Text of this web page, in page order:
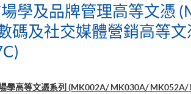
學及品牌管理高等文憑
碼及社交媒體營銷高等
學高等文憑系列 (MK002A/ MK030A/ MK052A/